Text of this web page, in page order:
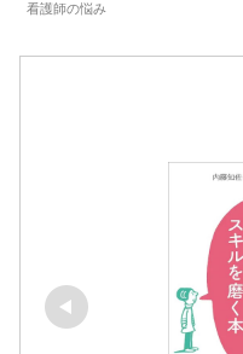
看護師の悩み